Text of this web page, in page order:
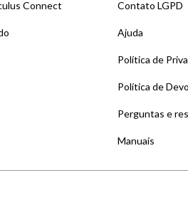
Connect Contato LGPD
Ajuda
Política de
Política de
Perguntas e
Manuais